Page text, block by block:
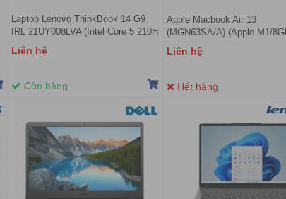
Laptop Lenovo ThinkBook 14 G9
IRL 21UY008LVA (Intel Core 5 210H
| 16GB | 512GB | Intel Graphics | 14
inch WUXGA IPS | No OS | Xám)
Liên hệ
Còn hàng
Apple Macbook Air 13
(MGN63SA/A) (Apple M1/
RAM/256GB SSD/13.3 inch
IPS/Mac OS/Xám) (NEW)
Liên hệ
Hết hàng